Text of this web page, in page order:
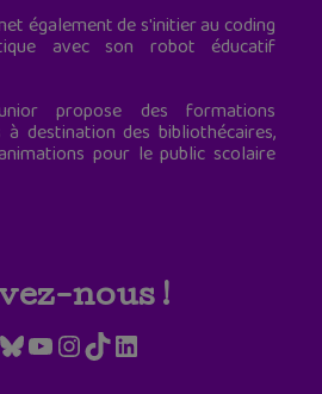
également de s'initier au coding
avec son robot éducatif
propose des formations
à destination des bibliothécaires,
pour le public scolaire
nous !
Bluesky
YouTube
Instagram
TikTokLinkedIn